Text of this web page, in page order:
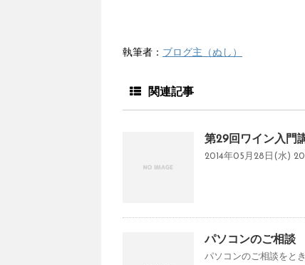
執筆者： ブログ主（ぬし）
関連記事
第29回ワイン入門
2014年05月28日(水)
パソコンのご相談
パソコンのご相談をと